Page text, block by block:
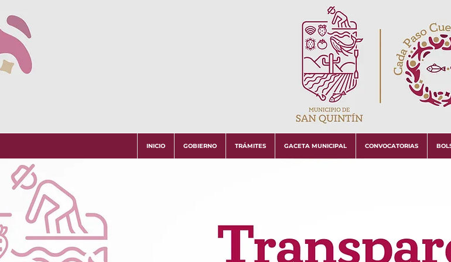
INICIO GOBIERNO TRÁMITES GACETA MUNICIPAL CONVOCATORIAS